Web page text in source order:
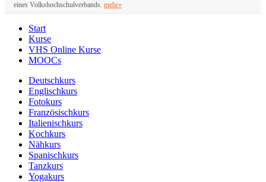
eines Volkshochschulverbands. mehr»
Start
Kurse
VHS Online Kurse
MOOCs
Deutschkurs
Englischkurs
Fotokurs
Französischkurs
Italienischkurs
Kochkurs
Nähkurs
Spanischkurs
Tanzkurs
Yogakurs